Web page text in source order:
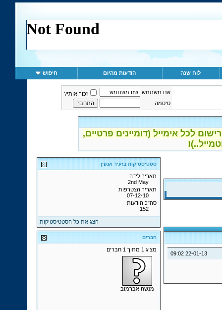
לוח שנה הודעות מהיום חיפוש
שם משתמש
זכור אותי?
סיסמה
לכל אימייל (דומיינים פרטיים,
22-01-13
09:02
סטטיסטיקות בזעיר אנפין
תאריך לידה
2nd May
תאריך הצטרפות
07-12-10
סה"כ הודעות
152
הצג את כל הסטטיסטיקות
חברים
מציג 1 מתוך 1 חברים
מנשה אברמוב